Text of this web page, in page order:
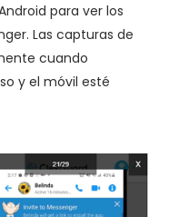
para ver los
Las capturas de
cuando
y el móvil esté